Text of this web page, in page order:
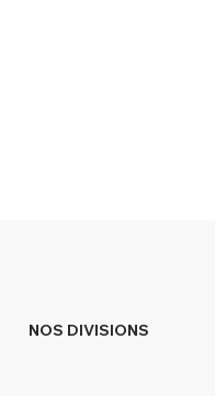
NOS DIVISIONS